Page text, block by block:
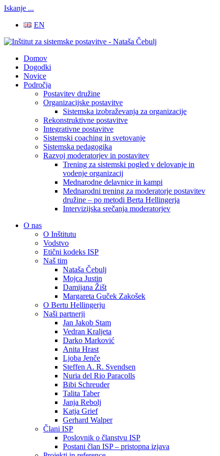
Iskanje ...
EN
Domov
Dogodki
Novice
Področja
Postavitev družine
Organizacijske postavitve
Sistemska izobraževanja za organizacije
Rekonstruktivne postavitve
Integrativne postavitve
Sistemski coaching in svetovanje
Sistemska pedagogika
Razvoj moderatorjev in postavitev
Trening za sistemski pogled v delovanje in
vodenje organizacij
Mednarodne delavnice in kampi
Mednarodni trening za moderatorje postavitev
družine – po metodi Berta Hellingerja
Intervizijska srečanja moderatorjev
O nas
O Inštitutu
Vodstvo
Etični kodeks ISP
Naš tim
Nataša Čebulj
Mojca Justin
Damijana Žišt
Margareta Guček Zakošek
O Bertu Hellingerju
Naši partnerji
Jan Jakob Stam
Vedran Kraljeta
Darko Marković
Anita Hrast
Ljoba Jenče
Steffen A. R. Svendsen
Nuria del Rio Paracolls
Bibi Schreuder
Talita Taber
Janja Rebolj
Katja Grief
Gerhard Walper
Člani ISP
Poslovnik o članstvu ISP
Postani član ISP – pristopna izjava